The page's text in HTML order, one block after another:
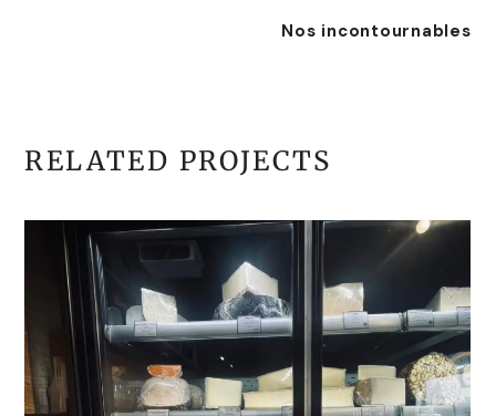
Nos incontournables
RELATED PROJECTS